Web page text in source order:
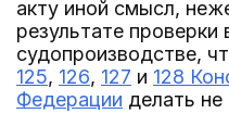
акту иной смысл,
результате
судопроизводстве,
125, 126, 127 и 128
Федерации делать не